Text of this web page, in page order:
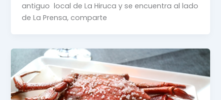
antiguo local de La Hiruca y se encuentra al lado
de La Prensa, comparte